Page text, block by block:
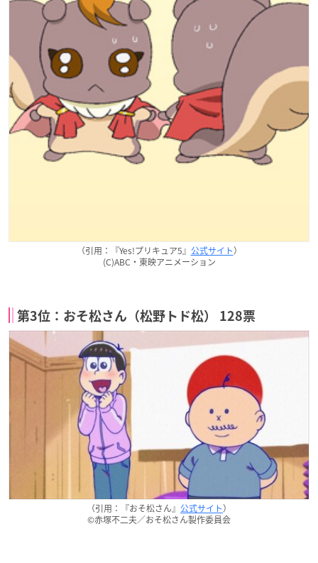
（引用：『Yes!プリキュア5』 公式サイト）
(C)ABC・東映アニメーション
第3位：おそ松さん（松野トド松） 128票
（引用：『おそ松さん』 公式サイト）
©赤塚不二夫／おそ松さん製作委員会